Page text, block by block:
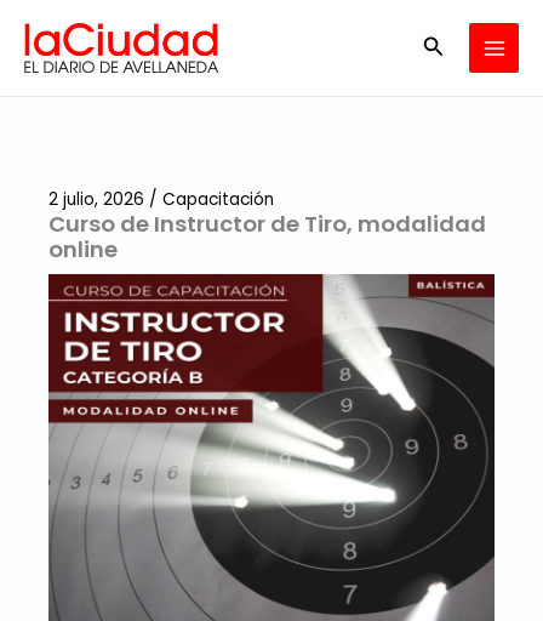
contenido
Buscar
Curso de Instructor de Tiro, modalidad
online
2 julio, 2026 / Capacitación